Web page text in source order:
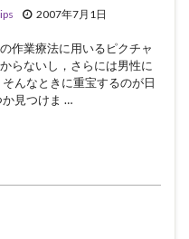
2007年7月1日
作業療法に用いるピクチャ
らないし，さらには男性に
んなときに重宝するのが日
見つけま …